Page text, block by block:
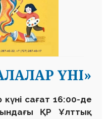
ҮНІ»
сағат 16:00-де
ҚР Ұлттық